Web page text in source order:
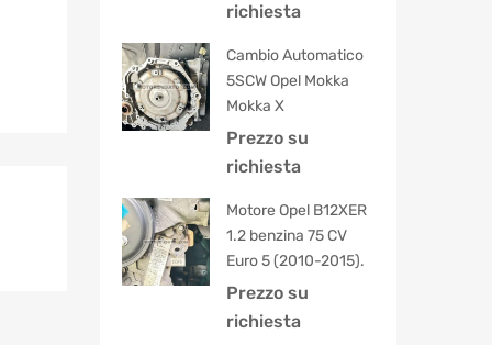
richiesta
Cambio Automatico
5SCW Opel Mokka
Mokka X
Prezzo su
richiesta
Motore Opel B12XER
1.2 benzina 75 CV
Euro 5 (2010-2015).
Prezzo su
richiesta